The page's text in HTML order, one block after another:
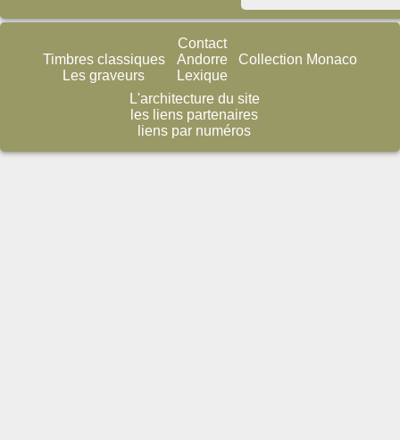
Timbres classiques
Les graveurs
Contact
Andorre
Lexique
Collection Monaco
L'architecture du site
les liens partenaires
liens par numéros